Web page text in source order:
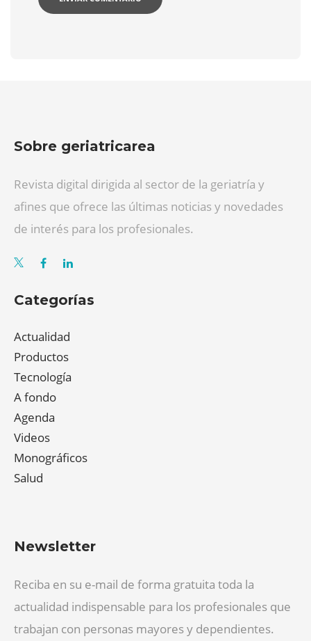
Sobre geriatricarea
Revista digital dirigida al sector de la geriatría y
afines que ofrece las últimas noticias y novedades
de interés para los profesionales.
Categorías
Actualidad
Productos
Tecnología
A fondo
Agenda
Videos
Monográficos
Salud
Newsletter
Reciba en su e-mail de forma gratuita toda la
actualidad indispensable para los profesionales que
trabajan con personas mayores y dependientes.